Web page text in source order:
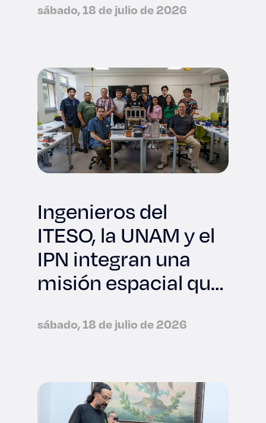
sábado, 18 de julio de 2026
Ingenieros del
ITESO, la UNAM y el
IPN integran una
misión espacial que
sábado, 18 de julio de 2026